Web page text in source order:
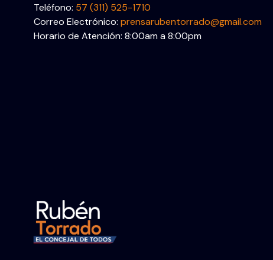
Teléfono: 57 (311) 525-1710
Correo Electrónico: prensarubentorrado@gmail.com
Horario de Atención: 8:00am a 8:00pm